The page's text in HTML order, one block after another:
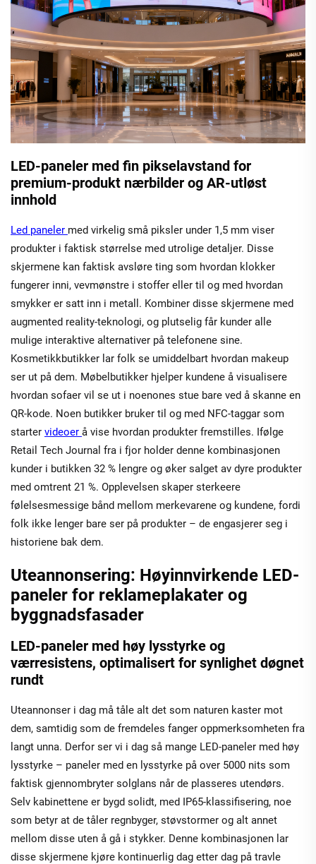
LED-paneler med fin pikselavstand for
premium-produkt nærbilder og AR-utløst
innhold
Led paneler med virkelig små piksler under 1,5 mm viser
produkter i faktisk størrelse med utrolige detaljer. Disse
skjermene kan faktisk avsløre ting som hvordan klokker
fungerer inni, vevmønstre i stoffer eller til og med hvordan
smykker er satt inn i metall. Kombiner disse skjermene med
augmented reality-teknologi, og plutselig får kunder alle
mulige interaktive alternativer på telefonene sine.
Kosmetikkbutikker lar folk se umiddelbart hvordan makeup
ser ut på dem. Møbelbutikker hjelper kundene å visualisere
hvordan sofaer vil se ut i noenones stue bare ved å skanne en
QR-kode. Noen butikker bruker til og med NFC-taggar som
starter videoer å vise hvordan produkter fremstilles. Ifølge
Retail Tech Journal fra i fjor holder denne kombinasjonen
kunder i butikken 32 % lengre og øker salget av dyre produkter
med omtrent 21 %. Opplevelsen skaper sterkeere
følelsesmessige bånd mellom merkevarene og kundene, fordi
folk ikke lenger bare ser på produkter – de engasjerer seg i
historiene bak dem.
Uteannonsering: Høyinnvirkende LED-
paneler for reklameplakater og
byggnadsfasader
LED-paneler med høy lysstyrke og
værresistens, optimalisert for synlighet døgnet
rundt
Uteannonser i dag må tåle alt det som naturen kaster mot
dem, samtidig som de fremdeles fanger oppmerksomheten fra
langt unna. Derfor ser vi i dag så mange LED-paneler med høy
lysstyrke – paneler med en lysstyrke på over 5000 nits som
faktisk gjennombryter solglans når de plasseres utendørs.
Selv kabinettene er bygd solidt, med IP65-klassifisering, noe
som betyr at de tåler regnbyger, støvstormer og alt annet
mellom disse uten å gå i stykker. Denne kombinasjonen lar
disse skjermene kjøre kontinuerlig dag etter dag på travle